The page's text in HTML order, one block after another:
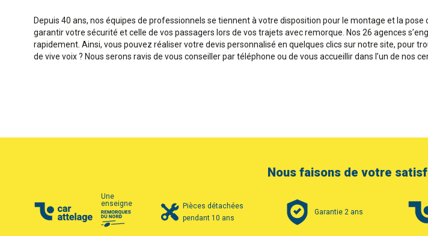
Depuis 40 ans, nos équipes de professionnels se tiennent à votre disposition pour le montage et la
garantir votre sécurité et celle de vos passagers lors de vos trajets avec remorque. Nos 26 agences
rapidement. Ainsi, vous pouvez réaliser votre devis personnalisé en quelques clics sur notre site, pour
de vive voix ? Nous serons ravis de vous conseiller par téléphone ou de vous accueillir dans l’un de nos
Nous faisons de votre
Une
enseigne
Pièces détachées
pendant 10 ans
Garantie 2 ans